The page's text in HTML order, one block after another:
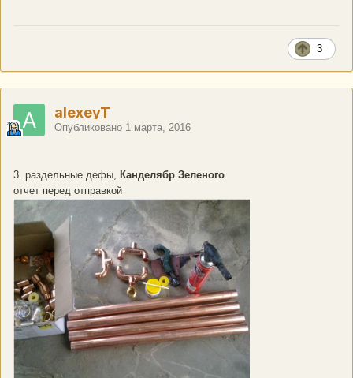
3
alexeyT
Опубликовано 1 марта, 2016
3. раздельные дефы, Канделябр Зеленого
отчет перед отправкой